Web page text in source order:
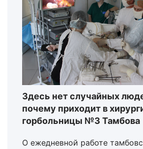
Здесь нет случайных
почему приходит в
горбольницы №3 Тамбова
О ежедневной работе